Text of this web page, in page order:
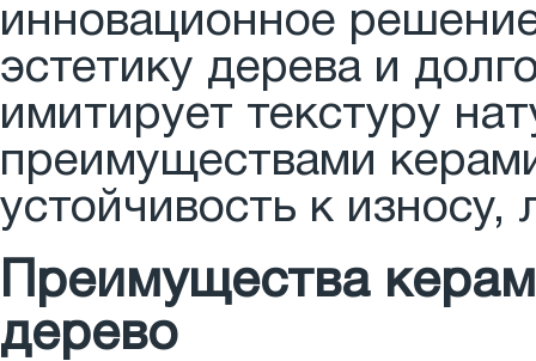
инновационное
эстетику дерева и
имитирует текстуру
преимуществами
устойчивость к износу,
Преимущества
дерево